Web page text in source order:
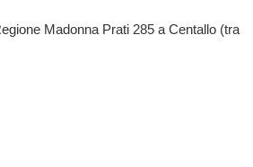
Madonna Prati 285 a Centallo (tra